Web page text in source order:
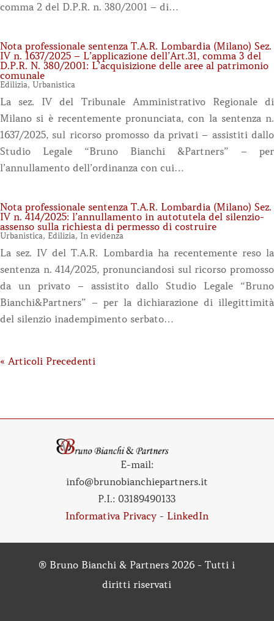
comma 2 del D.P.R. n. 380/2001 – di…
Nota professionale sentenza T.A.R. Lombardia (Milano) Sez.
IV n. 1637/2025 – L’applicazione dell’Art.31, comma 3 del
D.P.R. N. 380/2001: L’acquisizione delle aree al patrimonio
comunale
Edilizia, Urbanistica
La sez. IV del Tribunale Amministrativo Regionale di
Milano si è recentemente pronunciata, con la sentenza n.
1637/2025, sul ricorso promosso da privati – assistiti dallo
Studio Legale “Bruno Bianchi &Partners” – per
l’annullamento dell’ordinanza con cui…
Nota professionale sentenza T.A.R. Lombardia (Milano) Sez.
IV n. 414/2025: l’annullamento in autotutela del silenzio-
assenso sulla richiesta di permesso di costruire
Urbanistica, Edilizia, In evidenza
La sez. IV del T.A.R. Lombardia ha recentemente reso la
sentenza n. 414/2025, pronunciandosi sul ricorso promosso
da un privato – assistito dallo Studio Legale “Bruno
Bianchi&Partners” – per la dichiarazione di illegittimità
del silenzio inadempimento serbato…
« Articoli Precedenti
E-mail:
info@brunobianchiepartners.it
P.I.: 03189490133
Informativa Privacy- LinkedIn
® Bruno Bianchi & Partners 2026 - Tutti i
diritti riservati